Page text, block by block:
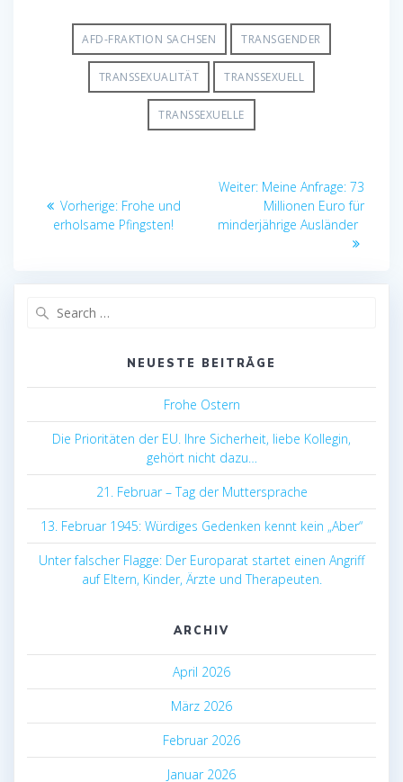
AFD-FRAKTION SACHSEN TRANSGENDER
TRANSSEXUALITÄT TRANSSEXUELL
TRANSSEXUELLE
Beitragsnavigation
Vorherige: Vorheriger
Beitrag:
Frohe und
erholsame Pfingsten!
Weiter: Nächster
Beitrag:
Meine Anfrage: 73
Millionen Euro für
minderjährige Ausländer
NEUESTE BEITRÄGE
Frohe Ostern
Die Prioritäten der EU. Ihre Sicherheit, liebe Kollegin,
gehört nicht dazu…
21. Februar – Tag der Muttersprache
13. Februar 1945: Würdiges Gedenken kennt kein „Aber“
Unter falscher Flagge: Der Europarat startet einen Angriff
auf Eltern, Kinder, Ärzte und Therapeuten.
ARCHIV
April 2026
März 2026
Februar 2026
Januar 2026